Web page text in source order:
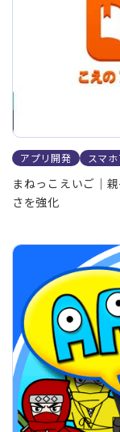
アプリ開発 スマ
まねっこえいご｜
さを強化